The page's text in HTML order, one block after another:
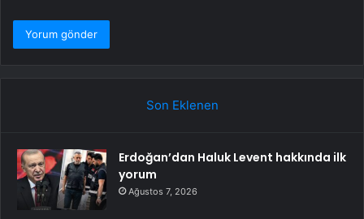
Son Eklenen
Erdoğan’dan Haluk Levent hakkında ilk
yorum
Ağustos 7, 2026